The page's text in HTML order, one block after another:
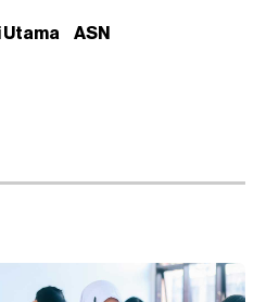
Utama ASN